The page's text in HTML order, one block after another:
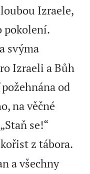
Izraele,
pokolení.
svýma
Izraeli a Bůh
od
na věčné
se!“
z tábora.
a všechny